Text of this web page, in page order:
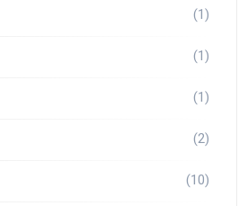
(1)
(1)
(1)
(2)
(10)